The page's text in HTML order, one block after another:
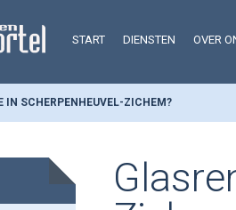
START DIENSTEN OVER
IN SCHERPENHEUVEL-ZICHEM?